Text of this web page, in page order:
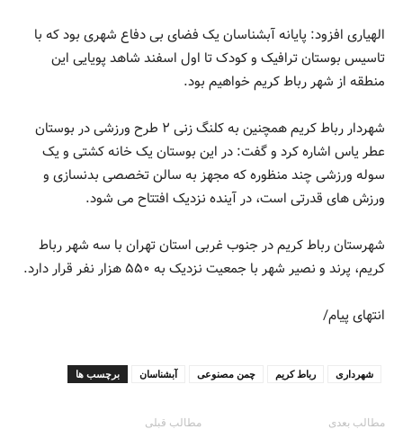
الهیاری افزود: پایانه آبشناسان یک فضای بی دفاع شهری بود که با
تاسیس بوستان ترافیک و کودک تا اول اسفند شاهد پویایی این
منطقه از شهر رباط کریم خواهیم بود.
شهردار رباط کریم همچنین به کلنگ زنی ۲ طرح ورزشی در بوستان
عطر یاس اشاره کرد و گفت: در این بوستان یک خانه کشتی و یک
سوله ورزشی چند منظوره که مجهز به سالن تخصصی بدنسازی و
ورزش های قدرتی است، در آینده نزدیک افتتاح می شود.
شهرستان رباط کریم در جنوب غربی استان تهران با سه شهر رباط
کریم، پرند و نصیر شهر با جمعیت نزدیک به ۵۵۰ هزار نفر قرار دارد.
انتهای پیام/
برچسب ها آبشناسان چمن مصنوعی رباط کریم شهرداری
مطالب قبلی مطالب بعدی